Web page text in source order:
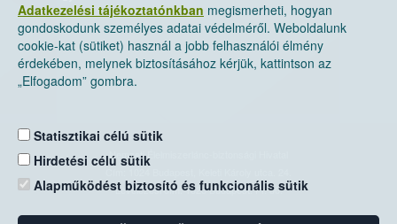
Adatkezelési tájékoztatónkban megismerheti, hogyan
gondoskodunk személyes adatai védelméről. Weboldalunk
cookie-kat (sütiket) használ a jobb felhasználói élmény
érdekében, melynek biztosításához kérjük, kattintson az
„Elfogadom” gombra.
Statisztikai célú sütik
Hirdetési célú sütik
Alapműködést biztosító és funkcionális sütik
Nemzeti Élelmiszerlánc-biztonsági Hivatal
Levelezési cím: 1525 Budapest. Pf. 30.